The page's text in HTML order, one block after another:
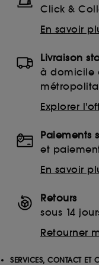
Click &
En savoir
Livraison
à domicile
Explorer
Paiements
et
En savoir
Retours
sous 14
Retourner
SERVICES, CONTACT ET